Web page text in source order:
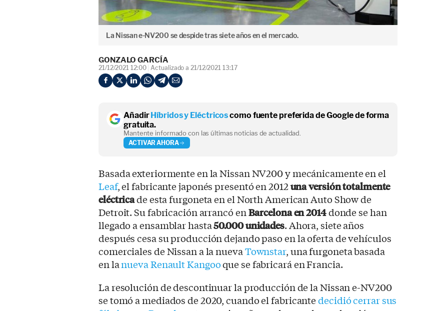
La Nissan e-NV200 se despide tras siete años en el mercado.
GONZALO GARCÍA
21/12/2021 12:00 Actualizado a 21/12/2021 13:17
AñadirHíbridos y Eléctricoscomo fuente preferida de Google de forma
gratuita.
Mantente informado con las últimas noticias de actualidad.
ACTIVAR AHORA
Basada exteriormente en la Nissan NV200 y mecánicamente en el
Leaf, el fabricante japonés presentó en 2012una versión totalmente
eléctricade esta furgoneta en el North American Auto Show de
Detroit. Su fabricación arrancó enBarcelona en 2014donde se han
llegado a ensamblar hasta50.000 unidades. Ahora, siete años
después cesa su producción dejando paso en la oferta de vehículos
comerciales de Nissan a la nuevaTownstar, una furgoneta basada
en lanueva Renault Kangooque se fabricará en Francia.
La resolución de descontinuar la producción de la Nissan e-NV200
se tomó a mediados de 2020, cuando el fabricantedecidió cerrar sus